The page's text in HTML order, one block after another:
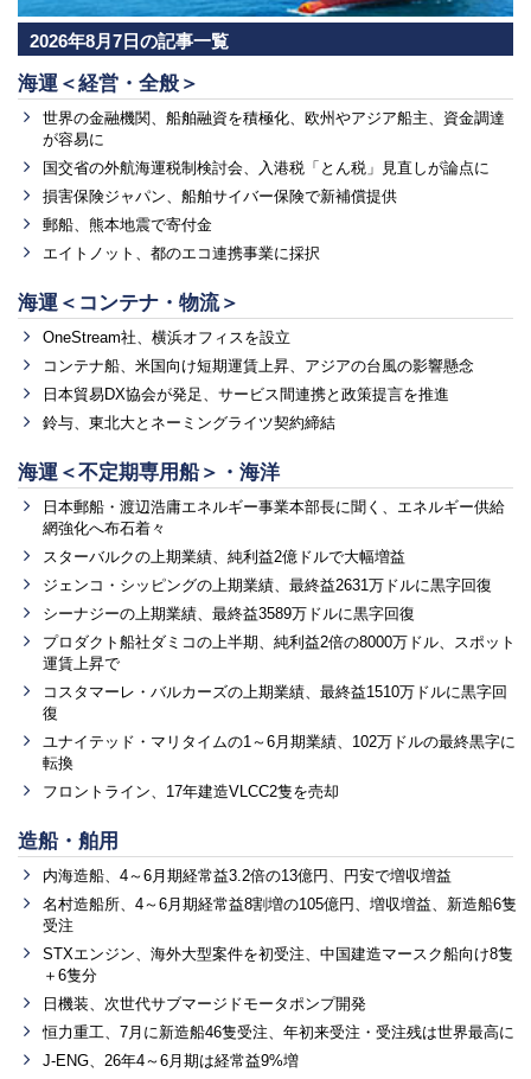
2026年8月7日の記事一覧
海運＜経営・全般＞
世界の金融機関、船舶融資を積極化、欧州やアジア船主、資金調達
が容易に
国交省の外航海運税制検討会、入港税「とん税」見直しが論点に
損害保険ジャパン、船舶サイバー保険で新補償提供
郵船、熊本地震で寄付金
エイトノット、都のエコ連携事業に採択
海運＜コンテナ・物流＞
OneStream社、横浜オフィスを設立
コンテナ船、米国向け短期運賃上昇、アジアの台風の影響懸念
日本貿易DX協会が発足、サービス間連携と政策提言を推進
鈴与、東北大とネーミングライツ契約締結
海運＜不定期専用船＞・海洋
日本郵船・渡辺浩庸エネルギー事業本部長に聞く、エネルギー供給
網強化へ布石着々
スターバルクの上期業績、純利益2億ドルで大幅増益
ジェンコ・シッピングの上期業績、最終益2631万ドルに黒字回復
シーナジーの上期業績、最終益3589万ドルに黒字回復
プロダクト船社ダミコの上半期、純利益2倍の8000万ドル、スポット
運賃上昇で
コスタマーレ・バルカーズの上期業績、最終益1510万ドルに黒字回
復
ユナイテッド・マリタイムの1～6月期業績、102万ドルの最終黒字に
転換
フロントライン、17年建造VLCC2隻を売却
造船・舶用
内海造船、4～6月期経常益3.2倍の13億円、円安で増収増益
名村造船所、4～6月期経常益8割増の105億円、増収増益、新造船6隻
受注
STXエンジン、海外大型案件を初受注、中国建造マースク船向け8隻
＋6隻分
日機装、次世代サブマージドモータポンプ開発
恒力重工、7月に新造船46隻受注、年初来受注・受注残は世界最高に
J-ENG、26年4～6月期は経常益9%増